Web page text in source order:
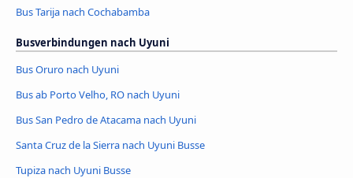
Bus Tarija nach Cochabamba
Busverbindungen nach Uyuni
Bus Oruro nach Uyuni
Bus ab Porto Velho, RO nach Uyuni
Bus San Pedro de Atacama nach Uyuni
Santa Cruz de la Sierra nach Uyuni Busse
Tupiza nach Uyuni Busse